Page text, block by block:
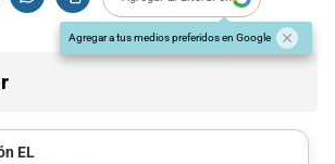
Agregar a tus medios preferidos en Google
EL